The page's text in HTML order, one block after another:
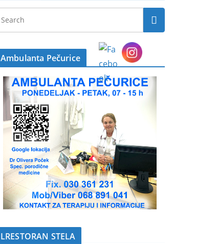
Ambulanta Pečurice
LRESTORAN STELA